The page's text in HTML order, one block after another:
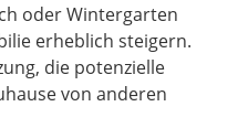
oder Wintergarten
erheblich steigern.
die potenzielle
von anderen